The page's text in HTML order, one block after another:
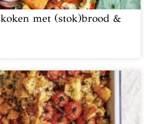
koken met (stok)brood &